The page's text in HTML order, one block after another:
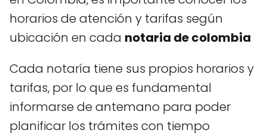
horarios de atención y tarifas según
ubicación en cada notaria de colombia
Cada notaría tiene sus propios horarios y
tarifas, por lo que es fundamental
informarse de antemano para poder
planificar los trámites con tiempo